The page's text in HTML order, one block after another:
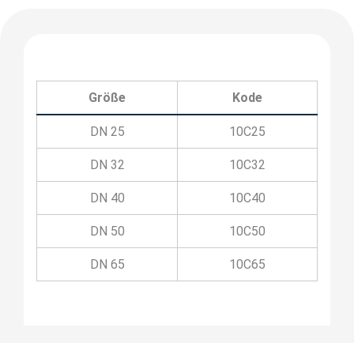
Größe Kode
DN 25 10C25
DN 32 10C32
DN 40 10C40
DN 50 10C50
DN 65 10C65